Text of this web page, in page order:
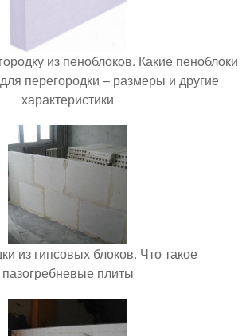
из пеноблоков. Какие пеноблоки
перегородки – размеры и другие
характеристики
из гипсовых блоков. Что такое
пазогребневые плиты